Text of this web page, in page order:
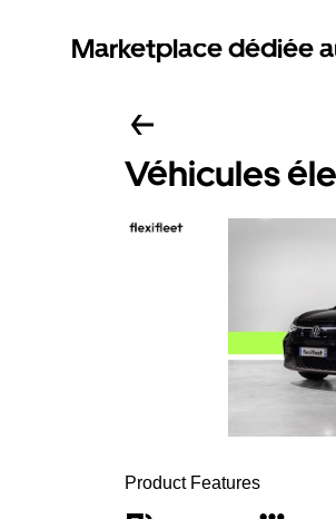
Marketplace dédiée
Véhicules
Product Features